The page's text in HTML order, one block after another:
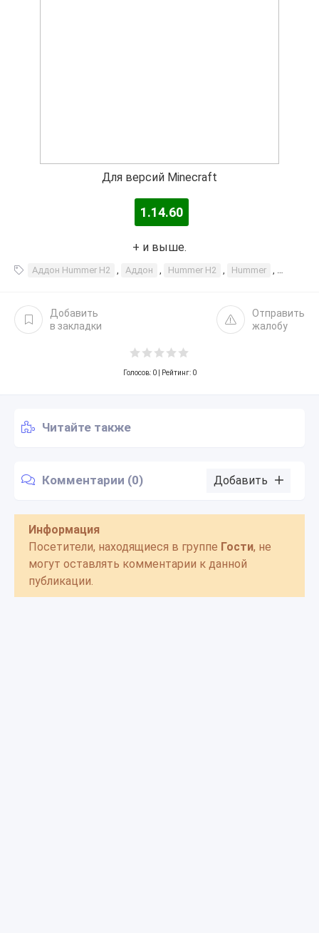
Для версий Minecraft
1.14.60
+ и выше.
Аддон Hummer H2 Аддон Hummer H2 Hummer
Добавить
в закладки
Отправить
жалобу
Голосов: 0| Рейтинг: 0
Читайте также
Комментарии (0) Добавить
Информация
Посетители, находящиеся в группе Гости, не
могут оставлять комментарии к данной
публикации.